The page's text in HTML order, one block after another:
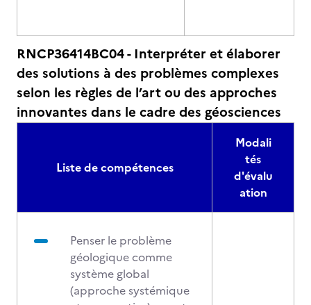
RNCP36414BC04 - Interpréter et élaborer
des solutions à des problèmes complexes
selon les règles de l’art ou des approches
innovantes dans le cadre des géosciences
Liste de compétences
Modali
tés
d'évalu
ation
Penser le problème
géologique comme
système global
(approche systémique